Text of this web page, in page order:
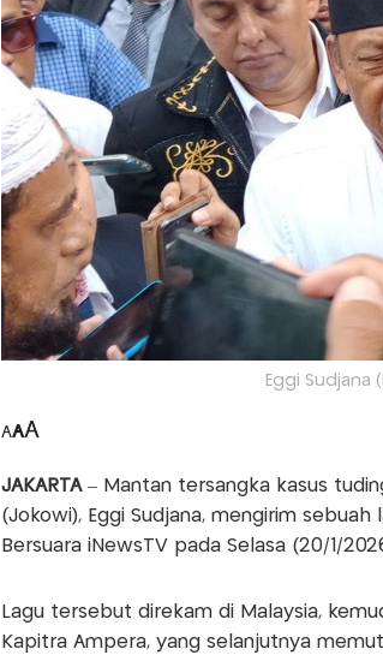
Eggi Sudjana
AAA
JAKARTA – Mantan tersangka kasus
(Jokowi), Eggi Sudjana, mengirim
Bersuara iNewsTV pada Selasa (20/1/
Lagu tersebut direkam di Malaysia,
Kapitra Ampera, yang selanjutnya